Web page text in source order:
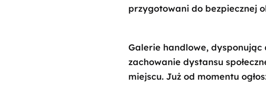
przygotowani do bezpiecznej
Galerie handlowe,
zachowanie dystansu
miejscu. Już od momentu